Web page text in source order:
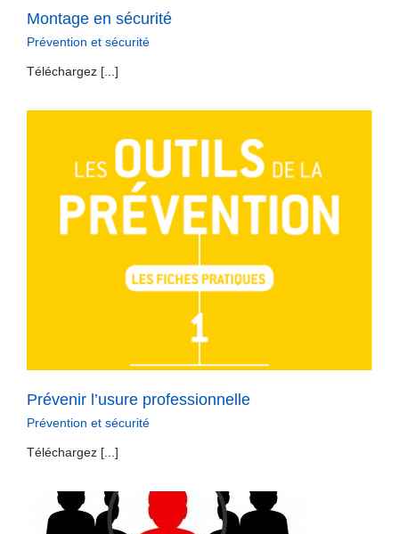
Montage en sécurité
Prévention et sécurité
Téléchargez [...]
Prévenir l’usure professionnelle
Prévention et sécurité
Téléchargez [...]